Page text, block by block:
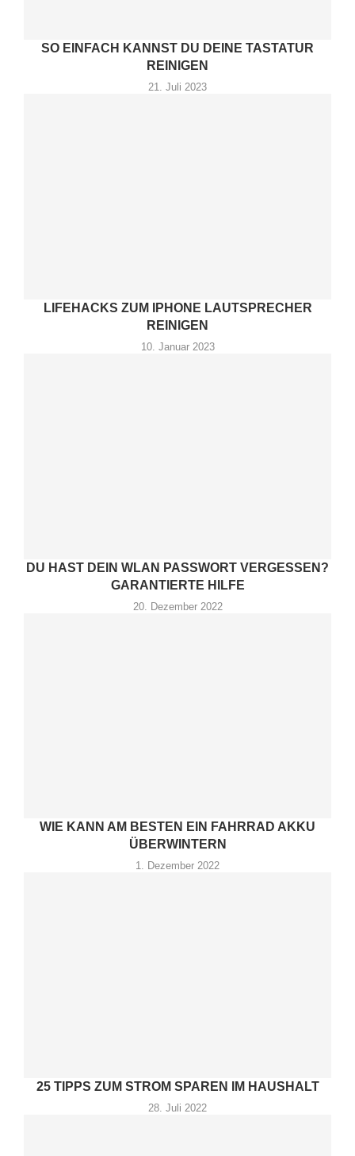
SO EINFACH KANNST DU DEINE TASTATUR
REINIGEN
21. Juli 2023
LIFEHACKS ZUM IPHONE LAUTSPRECHER
REINIGEN
10. Januar 2023
DU HAST DEIN WLAN PASSWORT VERGESSEN?
GARANTIERTE HILFE
20. Dezember 2022
WIE KANN AM BESTEN EIN FAHRRAD AKKU
ÜBERWINTERN
1. Dezember 2022
25 TIPPS ZUM STROM SPAREN IM HAUSHALT
28. Juli 2022